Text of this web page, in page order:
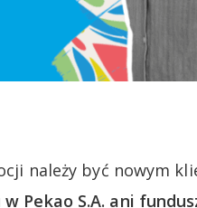
należy być nowym
Pekao S.A. ani